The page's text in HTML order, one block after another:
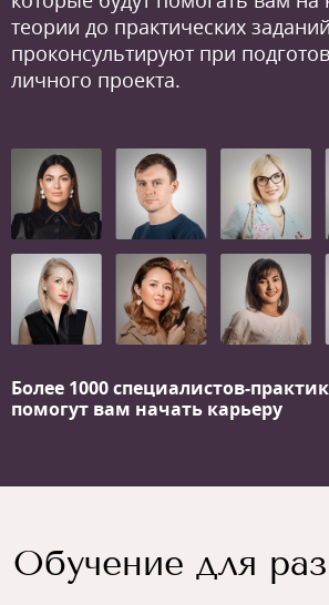
теории до практических
проконсультируют при
личного проекта.
Более 1000 специалистов-
помогут вам начать карьеру
Обучение для